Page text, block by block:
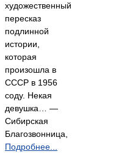
художественный
пересказ
подлинной
истории,
которая
произошла в
СССР в 1956
соду. Некая
девушка… —
Сибирская
Благозвонница,
Подробнее...